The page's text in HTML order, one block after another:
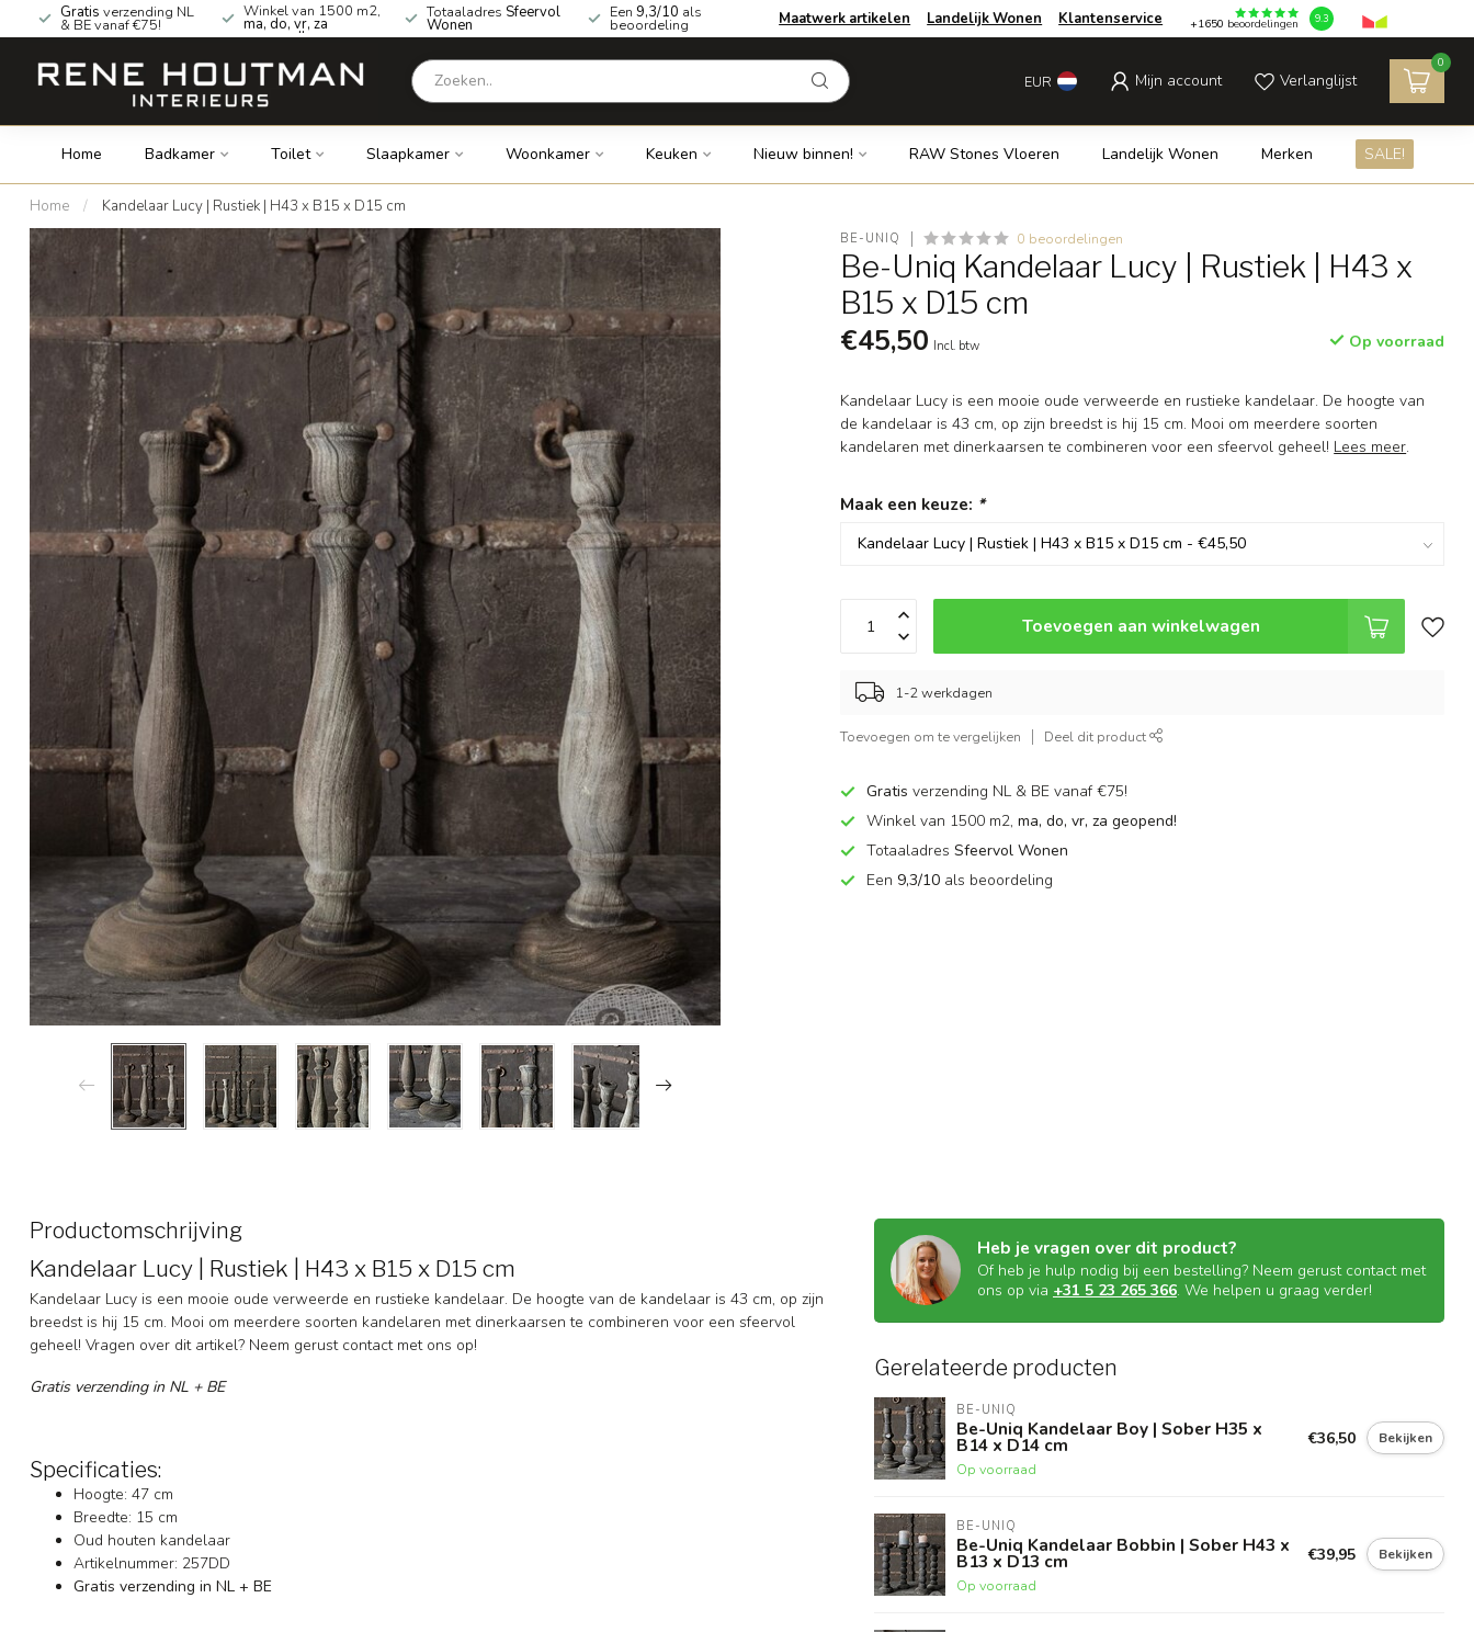
Gratis verzending NL
& BE vanaf €75!
Winkel van 1500 m2,
ma, do, vr, za
geopend!
Totaaladres Sfeervol
Wonen
Een 9,3/10 als
beoordeling Maatwerk artikelen Landelijk Wonen Klantenservice +1650 beoordelingen 9.3
EUR Mijn account Verlanglijst
0
Home Badkamer Toilet Slaapkamer Woonkamer Keuken Nieuw binnen! RAW Stones Vloeren Landelijk Wonen Merken SALE!
Home / Kandelaar Lucy | Rustiek | H43 x B15 x D15 cm
BE-UNIQ 0 beoordelingen
Be-Uniq Kandelaar Lucy | Rustiek | H43 x
B15 x D15 cm
€45,50 Incl. btw Op voorraad
Kandelaar Lucy is een mooie oude verweerde en rustieke kandelaar. De hoogte van
de kandelaar is 43 cm, op zijn breedst is hij 15 cm. Mooi om meerdere soorten
kandelaren met dinerkaarsen te combineren voor een sfeervol geheel! Lees meer.
Maak een keuze: *
Toevoegen aan winkelwagen
1-2 werkdagen
Toevoegen om te vergelijken Deel dit product
Gratisverzending NL & BE vanaf €75!
Winkel van 1500 m2,ma, do, vr, za geopend!
TotaaladresSfeervol Wonen
Een 9,3/10 als beoordeling
Productomschrijving
Kandelaar Lucy | Rustiek | H43 x B15 x D15 cm
Kandelaar Lucy is een mooie oude verweerde en rustieke kandelaar. De hoogte van de kandelaar is 43 cm, op zijn
breedst is hij 15 cm. Mooi om meerdere soorten kandelaren met dinerkaarsen te combineren voor een sfeervol
geheel! Vragen over dit artikel? Neem gerust contact met ons op!
Gratis verzending in NL + BE
Specificaties:
Hoogte: 47 cm
Breedte: 15 cm
Oud houten kandelaar
Artikelnummer: 257DD
Gratis verzending in NL + BE
Heb je vragen over dit product?
Of heb je hulp nodig bij een bestelling? Neem gerust contact met
ons op via +31 5 23 265 366. We helpen u graag verder!
Gerelateerde producten
BE-UNIQ
Be-Uniq Kandelaar Boy | Sober H35 x
B14 x D14 cm
Op voorraad
€36,50 Bekijken
BE-UNIQ
Be-Uniq Kandelaar Bobbin | Sober H43 x
B13 x D13 cm
Op voorraad
€39,95 Bekijken